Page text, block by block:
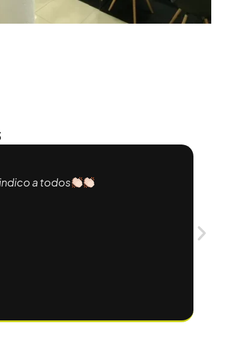
a todos